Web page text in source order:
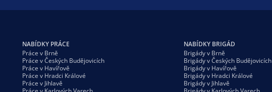
NABÍDKY PRÁCE
Práce v Brně
Práce v Českých Budějovicích
Práce v Havířově
Práce v Hradci Králové
Práce v Jihlavě
NABÍDKY BRIGÁD
Brigády v Brně
Brigády v Českých Budějovicích
Brigády v Havířově
Brigády v Hradci Králové
Brigády v Jihlavě